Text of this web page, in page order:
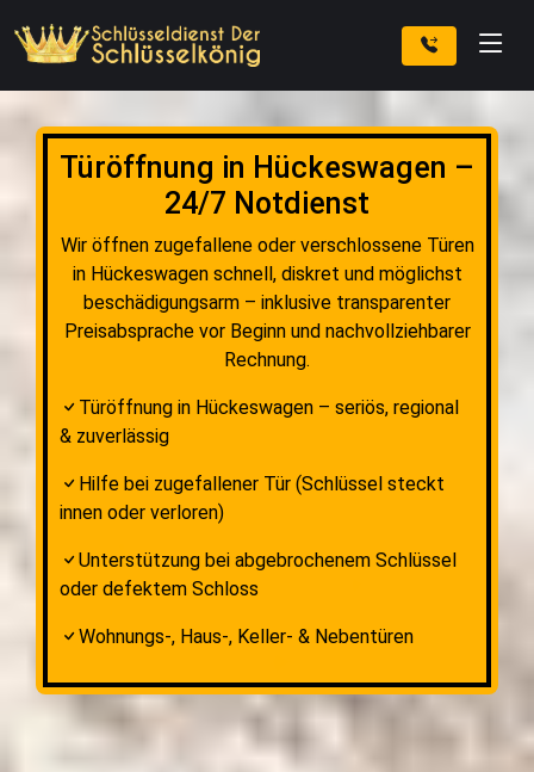
Türöffnung in Hückeswagen –
24/7 Notdienst
Wir öffnen zugefallene oder verschlossene Türen
in Hückeswagen schnell, diskret und möglichst
beschädigungsarm – inklusive transparenter
Preisabsprache vor Beginn und nachvollziehbarer
Rechnung.
Türöffnung in Hückeswagen – seriös, regional
& zuverlässig
Hilfe bei zugefallener Tür (Schlüssel steckt
innen oder verloren)
Unterstützung bei abgebrochenem Schlüssel
oder defektem Schloss
Wohnungs-, Haus-, Keller- & Nebentüren